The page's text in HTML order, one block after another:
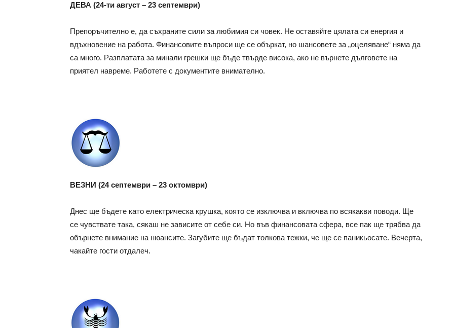
ДЕВА (24-ти август – 23 септември)
Препоръчително е, да съхраните сили за любимия си човек. Не оставяйте цялата си енергия и
вдъхновение на работа. Финансовите въпроси ще се объркат, но шансовете за „оцеляване“ няма да
са много. Разплатата за минали грешки ще бъде твърде висока, ако не върнете дълговете на
приятел навреме. Работете с документите внимателно.
ВЕЗНИ (24 септември – 23 октомври)
Днес ще бъдете като електрическа крушка, която се изключва и включва по всякакви поводи. Ще
се чувствате така, сякаш не зависите от себе си. Но във финансовата сфера, все пак ще трябва да
обърнете внимание на нюансите. Загубите ще бъдат толкова тежки, че ще се паникьосате. Вечерта,
чакайте гости отдалеч.